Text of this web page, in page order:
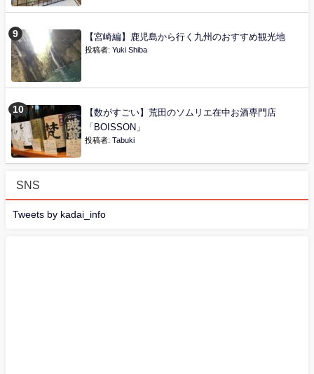
【宮崎編】鹿児島から行く九州のおすすめ観光地
投稿者: Yuki Shiba
【数がすごい】荒田のソムリエ在中お酒専門店
「BOISSON」
投稿者: Tabuki
SNS
Tweets by kadai_info